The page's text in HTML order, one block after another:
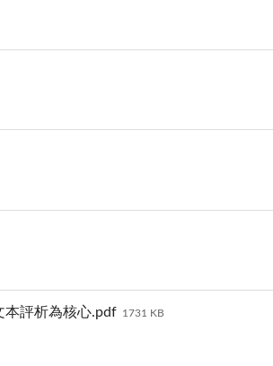
本評析為核心.pdf 1731 KB